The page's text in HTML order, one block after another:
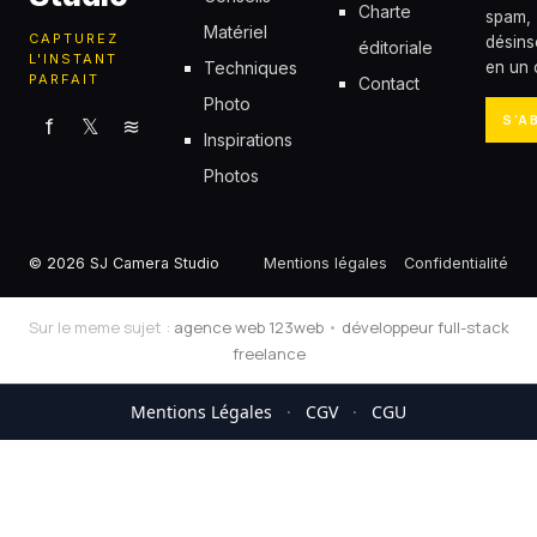
CAPTUREZ
L'INSTANT
PARFAIT
f 𝕏 ≋
Matériel
Techniques
Photo
Inspirations
Photos
Charte
éditoriale
Contact
spam,
en un
© 2026 SJ Camera Studio Mentions légales Confidentialité
Sur le meme sujet : agence web 123web• développeur full-stack
freelance
Mentions Légales · CGV · CGU